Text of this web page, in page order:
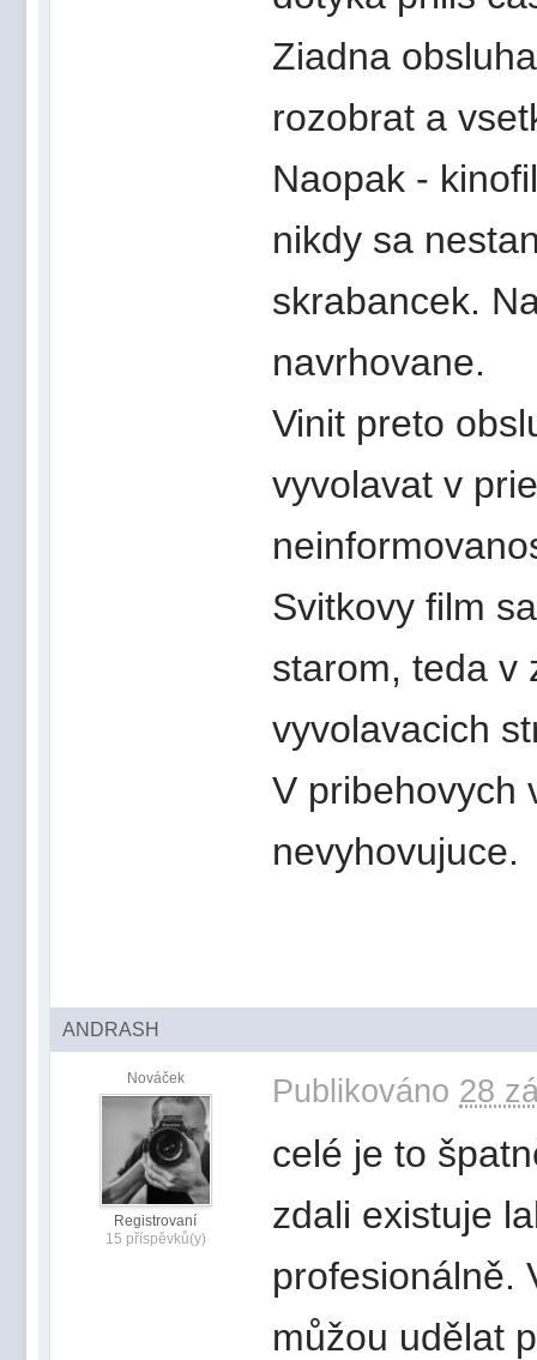
Ziadna
rozobrat a
Naopak -
nikdy sa
skrabancek.
navrhovane.
Vinit preto
vyvolavat v
Svitkovy film
starom, teda v
vyvolavacich
V pribehovych
nevyhovujuce.
ANDRASH
Nováček
Registrovaní
15 příspěvků(y)
Publikováno 28
celé je to
zdali existuje
profesionálně.
můžou udělat